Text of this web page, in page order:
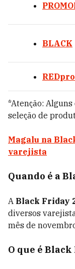
BLACK
*Atenção:
seleção de
Magalu na
varejista
Quando é a
A Black Friday
diversos
mês de
O que é